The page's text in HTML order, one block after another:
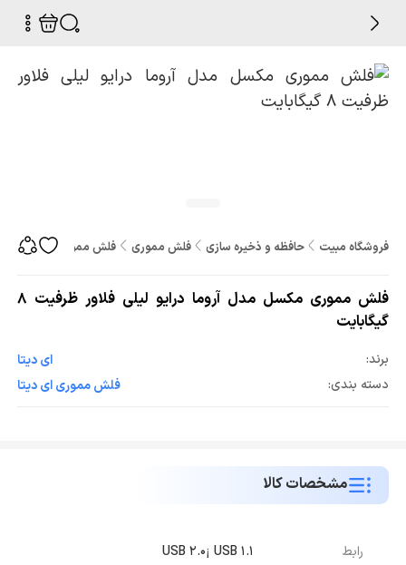
فروشگاه مبیت حافظه و ذخیره سازی فلش مموری فلش مموری مکسل مدل آروما
فلش مموری مکسل مدل آروما درایو لیلی فلاور ظرفیت 8
گیگابایت
برند:
ای دیتا
دسته بندی:
فلش مموری ای دیتا
مشخصات کالا
رابط USB 2.0¡ USB 1.1